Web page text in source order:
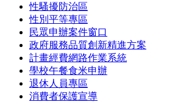
性騷擾防治區
性別平等專區
民眾申辦案件窗口
政府服務品質創新精進方案
計畫經費網路作業系統
學校午餐食米申辦
退休人員專區
消費者保護宣導